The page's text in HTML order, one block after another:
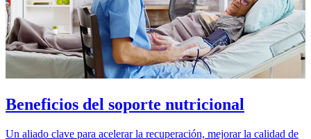
Beneficios del soporte nutricional
Un aliado clave para acelerar la recuperación, mejorar la calidad de